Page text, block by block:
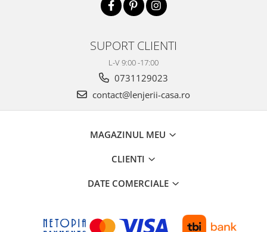
SUPORT CLIENTI
L-V 9:00 -17:00
0731129023
contact@lenjerii-casa.ro
MAGAZINUL MEU
CLIENTI
DATE COMERCIALE